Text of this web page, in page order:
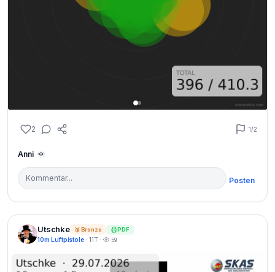
2 1/2
Anni 🌞
Posten
Utschke 🥉 Bronze PDF
10m Luftpistole · 11T · 59